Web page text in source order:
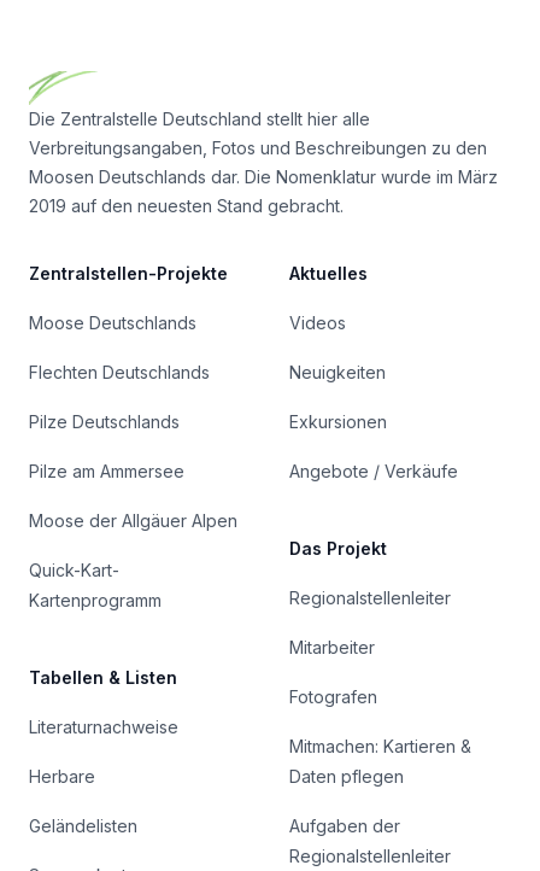
Die Zentralstelle Deutschland stellt hier alle
Verbreitungsangaben, Fotos und Beschreibungen zu den
Moosen Deutschlands dar. Die Nomenklatur wurde im März
2019 auf den neuesten Stand gebracht.
Zentralstellen-Projekte
Moose Deutschlands
Flechten Deutschlands
Pilze Deutschlands
Pilze am Ammersee
Moose der Allgäuer Alpen
Quick-Kart-
Kartenprogramm
Tabellen & Listen
Literaturnachweise
Herbare
Geländelisten
Aktuelles
Videos
Neuigkeiten
Exkursionen
Angebote / Verkäufe
Das Projekt
Regionalstellenleiter
Mitarbeiter
Fotografen
Mitmachen: Kartieren &
Daten pflegen
Aufgaben der
Regionalstellenleiter